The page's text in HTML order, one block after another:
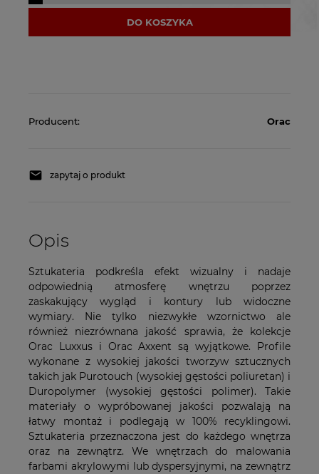
DO KOSZYKA
Producent: Orac
zapytaj o produkt
Opis
Sztukateria podkreśla efekt wizualny i nadaje
odpowiednią atmosferę wnętrzu poprzez
zaskakujący wygląd i kontury lub widoczne
wymiary. Nie tylko niezwykłe wzornictwo ale
również niezrównana jakość sprawia, że kolekcje
Orac Luxxus i Orac Axxent są wyjątkowe. Profile
wykonane z wysokiej jakości tworzyw sztucznych
takich jak Purotouch (wysokiej gęstości poliuretan) i
Duropolymer (wysokiej gęstości polimer). Takie
materiały o wypróbowanej jakości pozwalają na
łatwy montaż i podlegają w 100% recyklingowi.
Sztukateria przeznaczona jest do każdego wnętrza
oraz na zewnątrz. We wnętrzach do malowania
farbami akrylowymi lub dyspersyjnymi, na zewnątrz